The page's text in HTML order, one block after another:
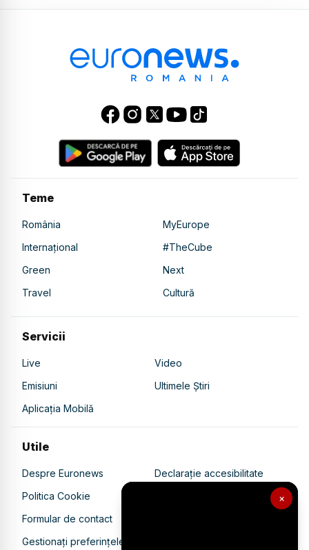
×
Teme
România
MyEurope
Internațional
#TheCube
Green
Next
Travel
Cultură
Servicii
Live
Video
Emisiuni
Ultimele Știri
Aplicația Mobilă
Utile
Despre Euronews
Declarație accesibilitate
Politica Cookie
Politica de confidențialitate
Formular de contact
Gestionați preferințele